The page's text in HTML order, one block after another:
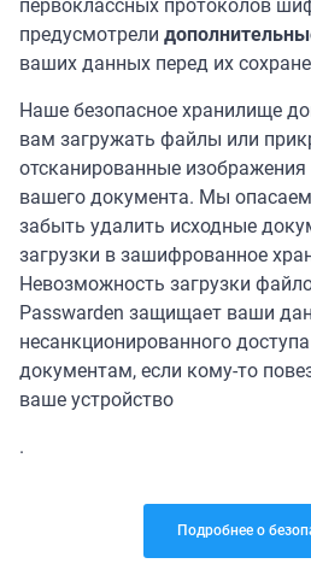
первоклассных протоколов
предусмотрели
ваших данных перед их
Наше безопасное хранилище
вам загружать файлы или
отсканированные
вашего документа. Мы
забыть удалить исходные
загрузки в зашифрованное
Невозможность загрузки
Passwarden защищает ваши
несанкционированного
документам, если кому-то
ваше устройство
.
Подробнее о